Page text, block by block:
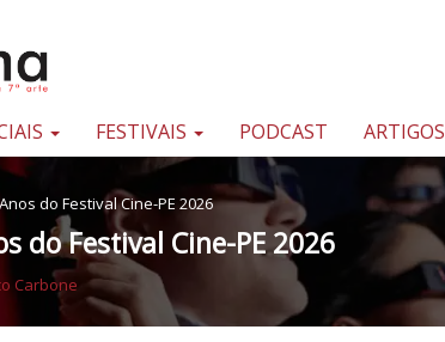
FESTIVAIS PODCAST ARTIGOS
do Festival Cine-PE 2026
do Festival Cine-PE 2026
Carbone